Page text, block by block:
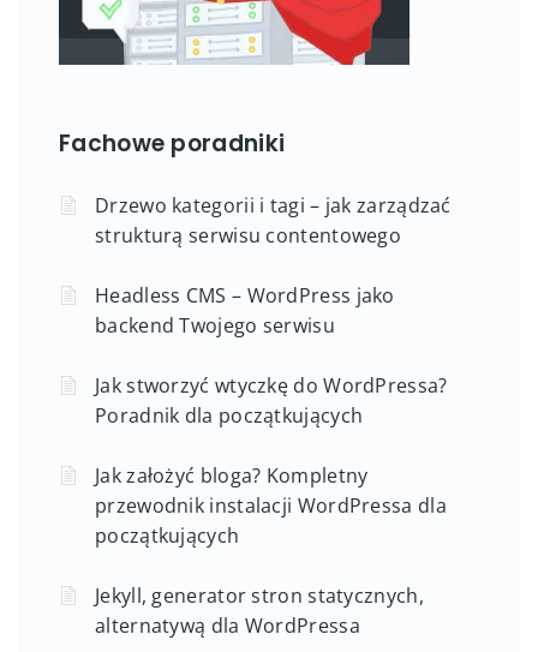
Fachowe poradniki
Drzewo kategorii i tagi – jak zarządzać
strukturą serwisu contentowego
Headless CMS – WordPress jako
backend Twojego serwisu
Jak stworzyć wtyczkę do WordPressa?
Poradnik dla początkujących
Jak założyć bloga? Kompletny
przewodnik instalacji WordPressa dla
początkujących
Jekyll, generator stron statycznych,
alternatywą dla WordPressa